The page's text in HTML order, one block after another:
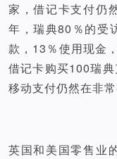
家，借记卡支付仍
年，瑞典80％的受
款，13％使用现金
借记卡购买100瑞
移动支付仍然在非
英国和美国零售业